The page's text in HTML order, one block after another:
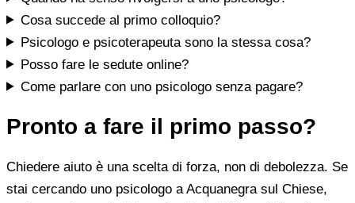
Cosa succede al primo colloquio?
Psicologo e psicoterapeuta sono la stessa cosa?
Posso fare le sedute online?
Come parlare con uno psicologo senza pagare?
Pronto a fare il primo passo?
Chiedere aiuto è una scelta di forza, non di debolezza. Se
stai cercando uno psicologo a Acquanegra sul Chiese,